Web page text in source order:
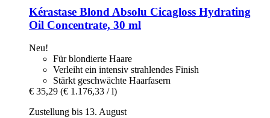
Kérastase Blond Absolu Cicagloss Hydrating
Oil Concentrate, 30 ml
Neu!
Für blondierte Haare
Verleiht ein intensiv strahlendes Finish
Stärkt geschwächte Haarfasern
€ 35,29 (€ 1.176,33 / l)
Zustellung bis 13. August